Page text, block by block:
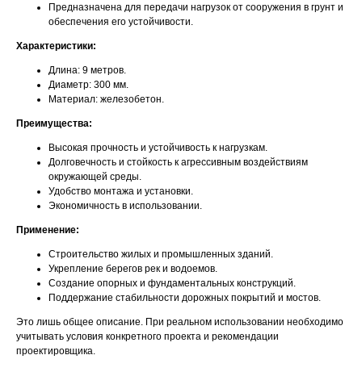
Предназначена для передачи нагрузок от сооружения в грунт и
обеспечения его устойчивости.
Характеристики:
Длина: 9 метров.
Диаметр: 300 мм.
Материал: железобетон.
Преимущества:
Высокая прочность и устойчивость к нагрузкам.
Долговечность и стойкость к агрессивным воздействиям
окружающей среды.
Удобство монтажа и установки.
Экономичность в использовании.
Применение:
Строительство жилых и промышленных зданий.
Укрепление берегов рек и водоемов.
Создание опорных и фундаментальных конструкций.
Поддержание стабильности дорожных покрытий и мостов.
Это лишь общее описание. При реальном использовании необходимо
учитывать условия конкретного проекта и рекомендации
проектировщика.